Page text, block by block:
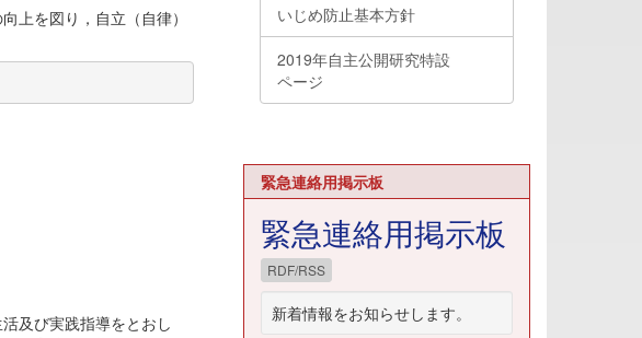
上を図り，自立（自律）
及び実践指導をとおし
いじめ防止基本方針
2019年自主公開研究特設
ページ
緊急連絡用掲示板
緊急連絡用掲示板
RDF/RSS
新着情報をお知らせします。